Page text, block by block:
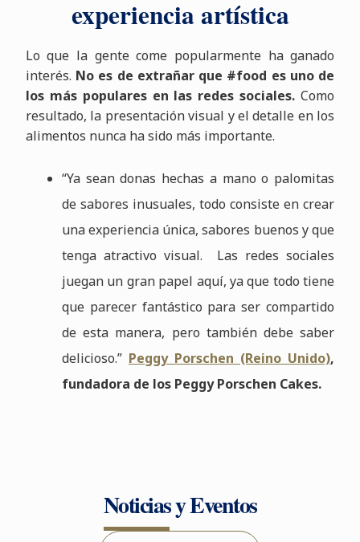
experiencia artística
Lo que la gente come popularmente ha ganado
interés. No es de extrañar que #food es uno de
los más populares en las redes sociales.Como
resultado, la presentación visual y el detalle en los
alimentos nunca ha sido más importante.
“Ya sean donas hechas a mano o palomitas
de sabores inusuales, todo consiste en crear
una experiencia única, sabores buenos y que
tenga atractivo visual. Las redes sociales
juegan un gran papel aquí, ya que todo tiene
que parecer fantástico para ser compartido
de esta manera, pero también debe saber
delicioso.” Peggy Porschen (Reino Unido),
fundadora de los Peggy Porschen Cakes.
Noticias y Eventos